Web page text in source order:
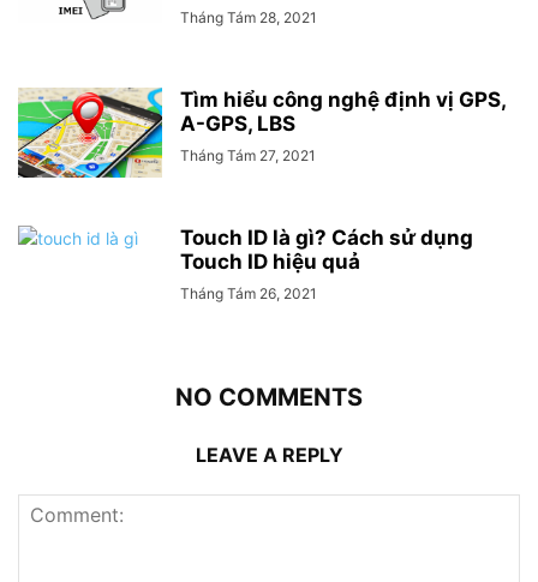
Tháng Tám 28, 2021
Tìm hiểu công nghệ định vị GPS,
A-GPS, LBS
Tháng Tám 27, 2021
Touch ID là gì? Cách sử dụng
Touch ID hiệu quả
Tháng Tám 26, 2021
NO COMMENTS
LEAVE A REPLY